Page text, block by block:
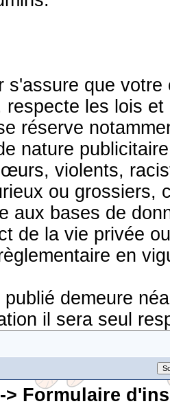
-> Formulaire